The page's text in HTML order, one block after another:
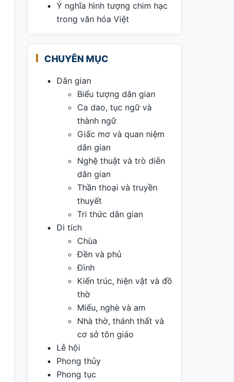
Ý nghĩa hình tượng chim hạc
trong văn hóa Việt
CHUYÊN MỤC
Dân gian
Biểu tượng dân gian
Ca dao, tục ngữ và
thành ngữ
Giấc mơ và quan niệm
dân gian
Nghệ thuật và trò diễn
dân gian
Thần thoại và truyền
thuyết
Tri thức dân gian
Di tích
Chùa
Đền và phủ
Đình
Kiến trúc, hiện vật và đồ
thờ
Miếu, nghè và am
Nhà thờ, thánh thất và
cơ sở tôn giáo
Lễ hội
Phong thủy
Phong tục